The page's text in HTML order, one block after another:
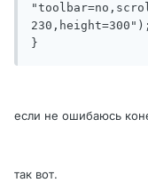
230,height=300");
}
если не ошибаюсь
так вот.